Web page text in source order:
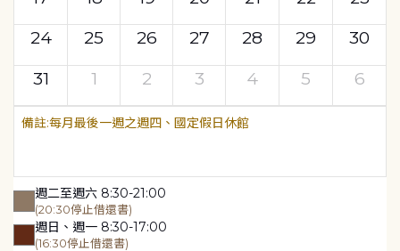
24
25 26 27 28 29
30
31
1 2 3 4 5 6
每月最後一週之週四、國定假日休館
週二至週六 8:30-21:00
(20:30停止借還書)
週日、週一 8:30-17:00
(16:30停止借還書)